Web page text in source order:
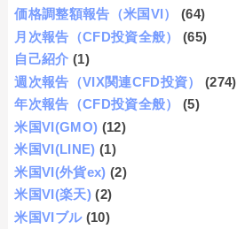
価格調整額報告（米国VI）
(64)
月次報告（CFD投資全般）
(65)
自己紹介 (1)
週次報告（VIX関連CFD投資）
(274)
年次報告（CFD投資全般）
(5)
米国VI(GMO) (12)
米国VI(LINE) (1)
米国VI(外貨ex) (2)
米国VI(楽天) (2)
米国VIブル (10)